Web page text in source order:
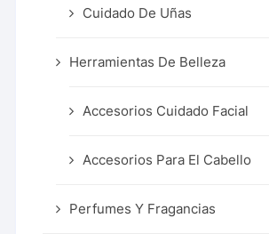
Cuidado De Uñas
Herramientas De Belleza
Accesorios Cuidado Facial
Accesorios Para El Cabello
Perfumes Y Fragancias